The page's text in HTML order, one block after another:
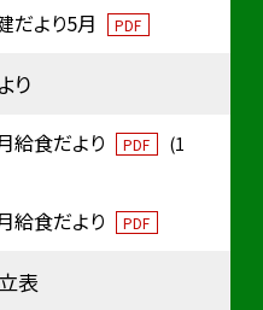
だより5月 PDF
り
給食だより PDF
(1
給食だより PDF
表